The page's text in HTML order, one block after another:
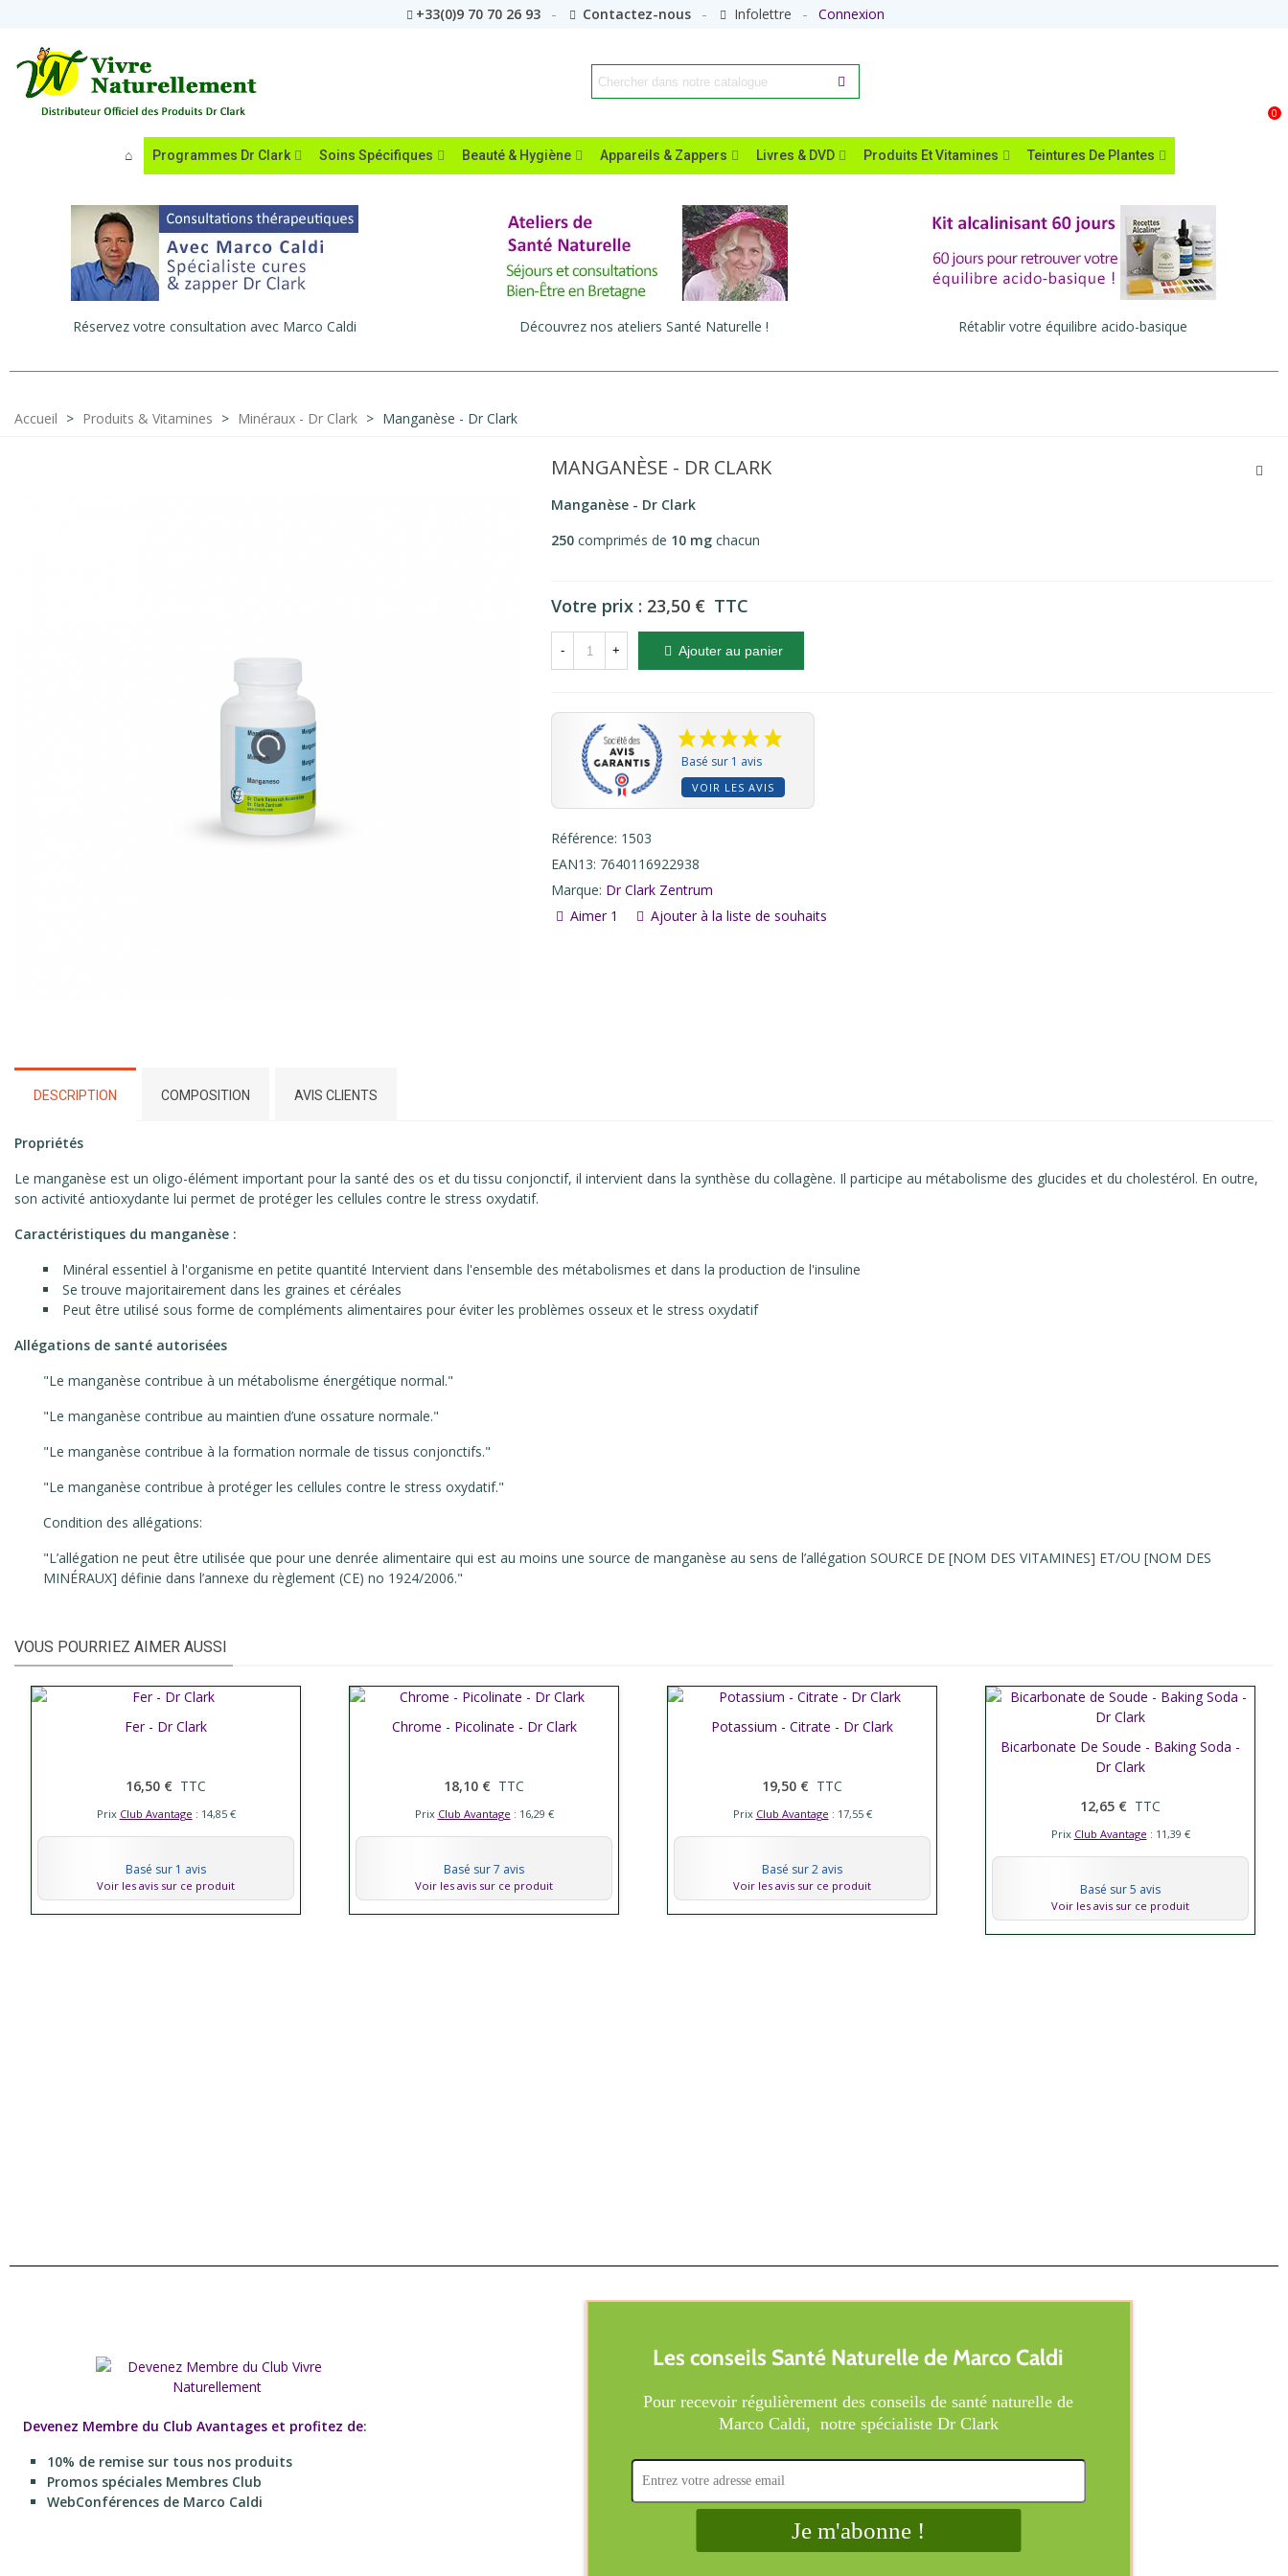
+33(0)9 70 70 26 93 Contactez-nous Infolettre Connexion
0
Programmes Dr Clark Soins Spécifiques Beauté & Hygiène Appareils & Zappers Livres & DVD Produits Et Vitamines Teintures De Plantes
Réservez votre consultation avec Marco Caldi Découvrez nos ateliers Santé Naturelle ! Rétablir votre équilibre acido-basique
Accueil > Produits & Vitamines > Minéraux - Dr Clark > Manganèse - Dr Clark
MANGANÈSE - DR CLARK
Manganèse - Dr Clark
250 comprimés de 10 mg chacun
Votre prix : 23,50 € TTC
- + Ajouter au panier
Basé sur 1 avis
VOIR LES AVIS
Référence: 1503
EAN13: 7640116922938
Marque: Dr Clark Zentrum
Aimer 1 Ajouter à la liste de souhaits
DESCRIPTION COMPOSITION AVIS CLIENTS
Propriétés
Le manganèse est un oligo-élément important pour la santé des os et du tissu conjonctif, il intervient dans la synthèse du collagène. Il participe au métabolisme des glucides et du cholestérol. En outre,
son activité antioxydante lui permet de protéger les cellules contre le stress oxydatif.
Caractéristiques du manganèse :
Minéral essentiel à l'organisme en petite quantité Intervient dans l'ensemble des métabolismes et dans la production de l'insuline
Se trouve majoritairement dans les graines et céréales
Peut être utilisé sous forme de compléments alimentaires pour éviter les problèmes osseux et le stress oxydatif
Allégations de santé autorisées
"Le manganèse contribue à un métabolisme énergétique normal."
"Le manganèse contribue au maintien d’une ossature normale."
"Le manganèse contribue à la formation normale de tissus conjonctifs."
"Le manganèse contribue à protéger les cellules contre le stress oxydatif."
Condition des allégations:
"L’allégation ne peut être utilisée que pour une denrée alimentaire qui est au moins une source de manganèse au sens de l’allégation SOURCE DE [NOM DES VITAMINES] ET/OU [NOM DES
MINÉRAUX] définie dans l’annexe du règlement (CE) no 1924/2006."
VOUS POURRIEZ AIMER AUSSI
Afficher plusFer - Dr Clark
16,50 € TTC
Prix Club Avantage : 14,85 €
Basé sur 1 avis
Voir les avis sur ce produit
Afficher plus
Chrome - Picolinate - Dr Clark
18,10 € TTC
Prix Club Avantage : 16,29 €
Basé sur 7 avis
Voir les avis sur ce produit
Afficher plus
Potassium - Citrate - Dr Clark
19,50 € TTC
Prix Club Avantage : 17,55 €
Basé sur 2 avis
Voir les avis sur ce produit
Afficher plus
Bicarbonate De Soude - Baking Soda -
Dr Clark
12,65 € TTC
Prix Club Avantage : 11,39 €
Basé sur 5 avis
Voir les avis sur ce produit
Devenez Membre du Club Avantages et profitez de:
10% de remise sur tous nos produits
Promos spéciales Membres Club
WebConférences de Marco Caldi